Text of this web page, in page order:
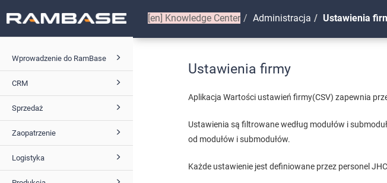
Wprowadzenie do RamBase
CRM
Sprzedaż
Zaopatrzenie
Logistyka
[en] Knowledge Center Administracja Ustawienia
Ustawienia firmy
Aplikacja Wartości ustawień firmy(CSV) zapewnia
Ustawienia są filtrowane według modułów i
od modułów i submodułów.
Każde ustawienie jest definiowane przez personel